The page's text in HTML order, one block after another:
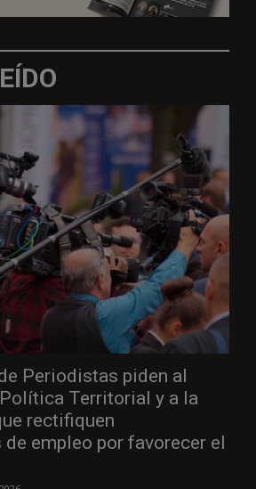
Periodistas piden al
Territorial y a la
rectifiquen
empleo por favorecer el